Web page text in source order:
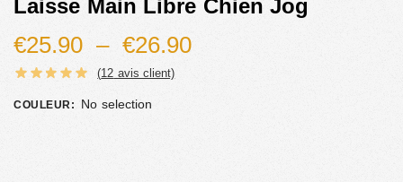
Laisse Main Libre Chien Jog
€25.90 – €26.90
(12 avis client)
COULEUR: No selection